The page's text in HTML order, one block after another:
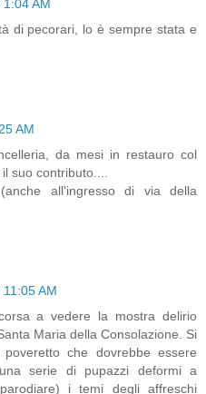
AM
di pecorari, lo è sempre stata e
AM
da mesi in restauro col
suo contributo....
all'ingresso di via della
AM
a vedere la mostra delirio
Maria della Consolazione. Si
che dovrebbe essere
serie di pupazzi deformi a
i temi degli affreschi